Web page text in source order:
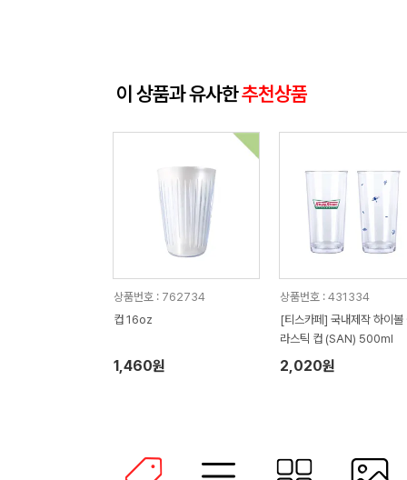
이 상품과 유사한추천상품
상품번호 : 762734
컵 16oz
1,460원
상품번호 : 431334
[티스카페] 국내제작 하이볼
라스틱 컵 (SAN) 500ml
2,020원